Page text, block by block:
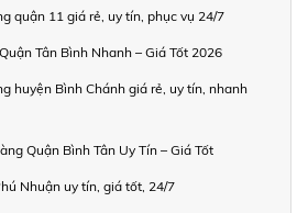
quận 11 giá rẻ, uy tín, phục vụ 24/7
Tân Bình Nhanh – Giá Tốt 2026
huyện Bình Chánh giá rẻ, uy tín, nhanh
Quận Bình Tân Uy Tín – Giá Tốt
Nhuận uy tín, giá tốt, 24/7